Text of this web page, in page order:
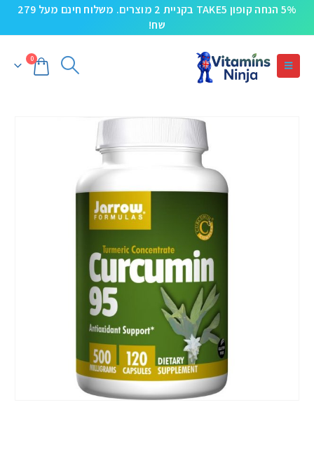
5% הנחה קופון TAKE5 בקניית 2 מוצרים. משלוח חינם מעל 279
שח!
0